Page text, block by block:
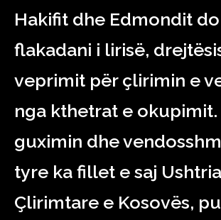
Hakifit dhe Edmondit
flakadani i lirisë,
veprimit për çlirimin e
nga kthetrat e okupimit.
guximin dhe
tyre ka fillet e saj Ushtria
Çlirimtare e Kosovës,